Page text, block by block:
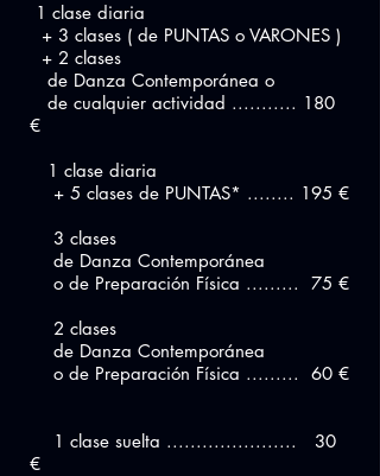
1 clase diaria
+ 3 clases ( de PUNTAS o VARONES )
+ 2 clases
de Danza Contemporánea o
de cualquier actividad ........... 180
€
1 clase diaria
+ 5 clases de PUNTAS* ........ 195 €
3 clases
de Danza Contemporánea
o de Preparación Física ......... 75 €
2 clases
de Danza Contemporánea
o de Preparación Física ......... 60 €
1 clase suelta ...................... 30
€